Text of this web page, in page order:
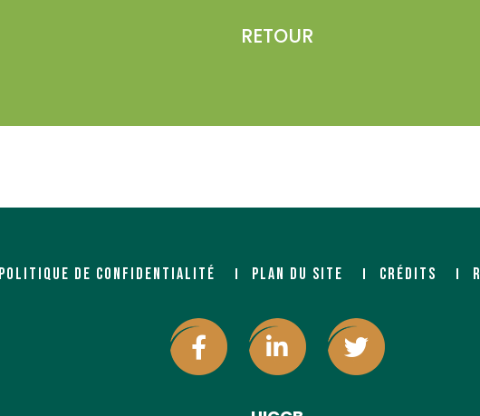
RETOUR
POLITIQUE DE CONFIDENTIALITÉ PLAN DU SITE CRÉDITS